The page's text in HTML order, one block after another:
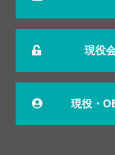
現役
現役・